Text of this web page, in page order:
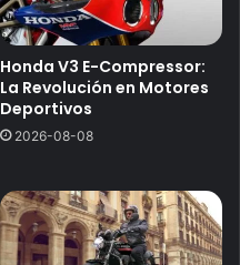
Honda V3 E-Compressor:
La Revolución en Motores
Deportivos
2026-08-08